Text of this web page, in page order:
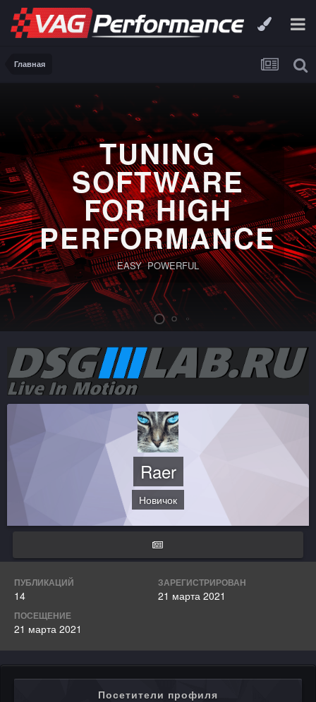
Главная
TUNING
SOFTWARE
FOR HIGH
PERFORMANCE
EASY POWERFUL
Raer
Новичок
ПУБЛИКАЦИЙ
14
ЗАРЕГИСТРИРОВАН
21 марта 2021
ПОСЕЩЕНИЕ
21 марта 2021
Посетители профиля